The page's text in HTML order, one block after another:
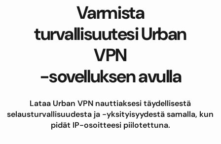
Varmista
turvallisuutesi Urban
VPN
-sovelluksen avulla
Lataa Urban VPN nauttiaksesi täydellisestä
selausturvallisuudesta ja -yksityisyydestä samalla, kun
pidät IP-osoitteesi piilotettuna.